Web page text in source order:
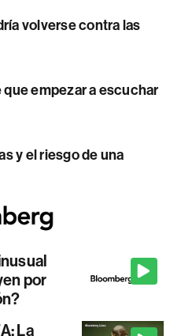
volverse contra las
empezar a escuchar
y el riesgo de una
por
La